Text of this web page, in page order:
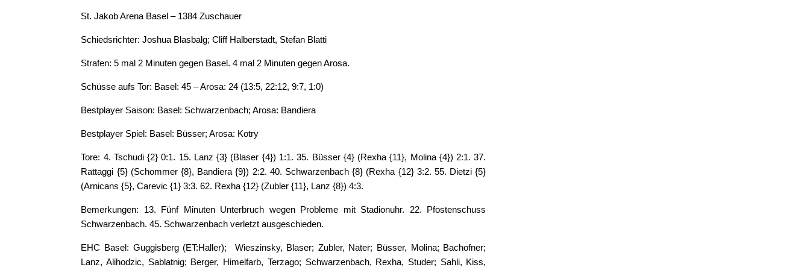
St. Jakob Arena Basel – 1384 Zuschauer
Schiedsrichter: Joshua Blasbalg; Cliff Halberstadt, Stefan Blatti
Strafen: 5 mal 2 Minuten gegen Basel. 4 mal 2 Minuten gegen Arosa.
Schüsse aufs Tor: Basel: 45 – Arosa: 24 (13:5, 22:12, 9:7, 1:0)
Bestplayer Saison: Basel: Schwarzenbach; Arosa: Bandiera
Bestplayer Spiel: Basel: Büsser; Arosa: Kotry
Tore: 4. Tschudi {2} 0:1. 15. Lanz {3} (Blaser {4}) 1:1. 35. Büsser {4} (Rexha {11}, Molina {4}) 2:1. 37.
Rattaggi {5} (Schommer {8}, Bandiera {9}) 2:2. 40. Schwarzenbach {8} (Rexha {12} 3:2. 55. Dietzi {5}
(Arnicans {5}, Carevic {1} 3:3. 62. Rexha {12} (Zubler {11}, Lanz {8}) 4:3.
Bemerkungen: 13. Fünf Minuten Unterbruch wegen Probleme mit Stadionuhr. 22. Pfostenschuss
Schwarzenbach. 45. Schwarzenbach verletzt ausgeschieden.
EHC Basel: Guggisberg (ET:Haller); Wieszinsky, Blaser; Zubler, Nater; Büsser, Molina; Bachofner;
Lanz, Alihodzic, Sablatnig; Berger, Himelfarb, Terzago; Schwarzenbach, Rexha, Studer; Sahli, Kiss,